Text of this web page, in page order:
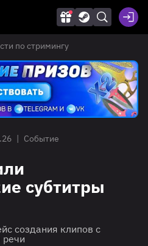
по стримингу
| Событие
субтитры
создания клипов с
речи